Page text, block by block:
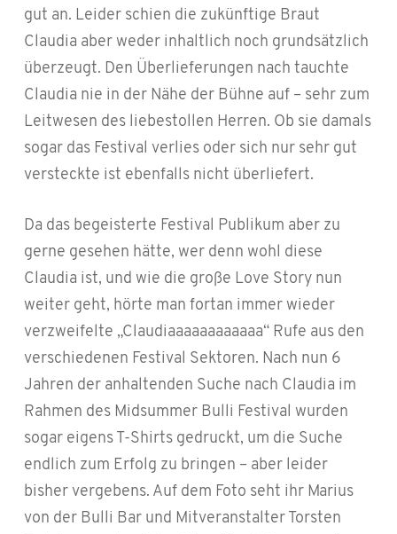
gut an. Leider schien die zukünftige Braut
Claudia aber weder inhaltlich noch grundsätzlich
überzeugt. Den Überlieferungen nach tauchte
Claudia nie in der Nähe der Bühne auf – sehr zum
Leitwesen des liebestollen Herren. Ob sie damals
sogar das Festival verlies oder sich nur sehr gut
versteckte ist ebenfalls nicht überliefert.
Da das begeisterte Festival Publikum aber zu
gerne gesehen hätte, wer denn wohl diese
Claudia ist, und wie die große Love Story nun
weiter geht, hörte man fortan immer wieder
verzweifelte „Claudiaaaaaaaaaaaa“ Rufe aus den
verschiedenen Festival Sektoren. Nach nun 6
Jahren der anhaltenden Suche nach Claudia im
Rahmen des Midsummer Bulli Festival wurden
sogar eigens T-Shirts gedruckt, um die Suche
endlich zum Erfolg zu bringen – aber leider
bisher vergebens. Auf dem Foto seht ihr Marius
von der Bulli Bar und Mitveranstalter Torsten